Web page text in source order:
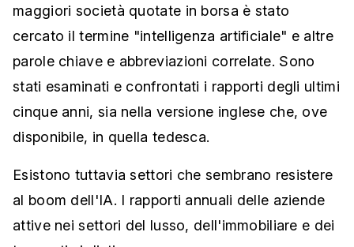
maggiori società quotate in borsa è stato
cercato il termine "intelligenza artificiale" e altre
parole chiave e abbreviazioni correlate. Sono
stati esaminati e confrontati i rapporti degli ultimi
cinque anni, sia nella versione inglese che, ove
disponibile, in quella tedesca.
Esistono tuttavia settori che sembrano resistere
al boom dell'IA. I rapporti annuali delle aziende
attive nei settori del lusso, dell'immobiliare e dei